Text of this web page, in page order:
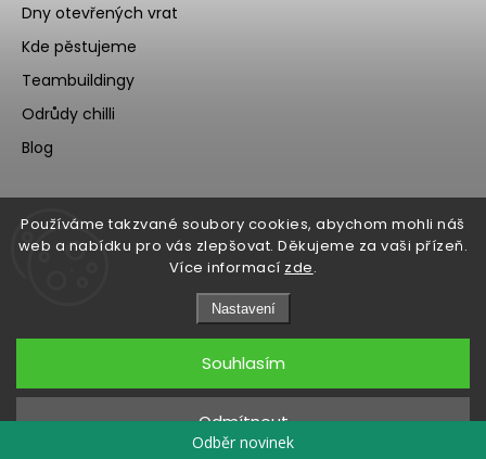
Používáme takzvané soubory cookies, abychom mohli náš
web a nabídku pro vás zlepšovat. Děkujeme za vaši přízeň.
Více informací zde.
Nastavení
Odmítnout
Souhlasím
Dny otevřených vrat
Kde pěstujeme
Teambuildingy
Odrůdy chilli
Blog
Upravit nastavení cookies
Odběr novinek